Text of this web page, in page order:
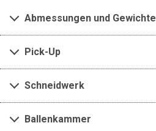
Abmessungen und Gewichte
Pick-Up
Schneidwerk
Ballenkammer